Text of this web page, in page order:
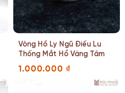
Vòng Hồ Ly Ngũ Điếu Lu
Thống Mắt Hổ Vàng Tâm
1.000.000 ₫